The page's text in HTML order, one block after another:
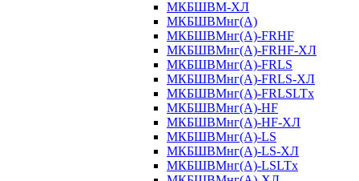
МКБШВМ-ХЛ
МКБШВМнг(А)
МКБШВМнг(А)-FRHF
МКБШВМнг(А)-FRHF-ХЛ
МКБШВМнг(А)-FRLS
МКБШВМнг(А)-FRLS-ХЛ
МКБШВМнг(А)-FRLSLTx
МКБШВМнг(А)-HF
МКБШВМнг(А)-HF-ХЛ
МКБШВМнг(А)-LS
МКБШВМнг(А)-LS-ХЛ
МКБШВМнг(А)-LSLTx